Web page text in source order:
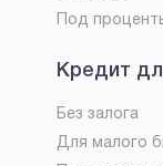
Под
Кредит
Без залога
Для малого